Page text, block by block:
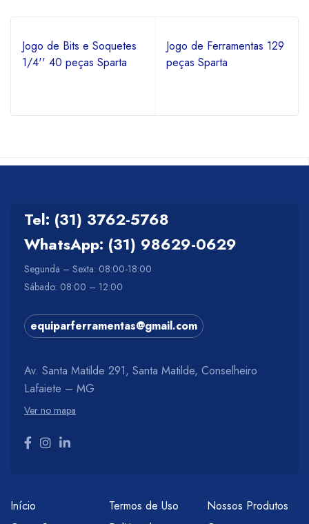
Jogo de Bits e Soquetes
1/4'' 40 peças Sparta
Jogo de Ferramentas 129
peças Sparta
Tel: (31) 3762-5768
WhatsApp: (31) 98629-0629
Segunda – Sexta: 08:00-18:00
Sábado: 08:00 – 12:00
equiparferramentas@gmail.com
Av. Santa Matilde 291, Santa Matilde, Conselheiro
Lafaiete – MG
Ver no mapa
Início
Termos de Uso
Nossos Produtos